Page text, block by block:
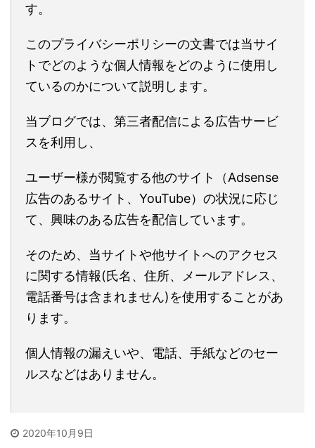
す。
このプライバシーポリシーの文書では当サイ
トでどのような個人情報をどのように使用し
ているのかについて説明します。
当ブログでは、第三者配信による広告サービ
スを利用し、
ユーザー様が閲覧する他のサイト（Adsense
広告のあるサイト、YouTube）の状況に応じ
て、興味のある広告を配信しています。
そのため、当サイトや他サイトへのアクセス
に関する情報(氏名、住所、メールアドレス、
電話番号は含まれません)を使用することがあ
ります。
個人情報の漏えいや、電話、手紙などのセー
ルスなどはありません。
2020年10月9日